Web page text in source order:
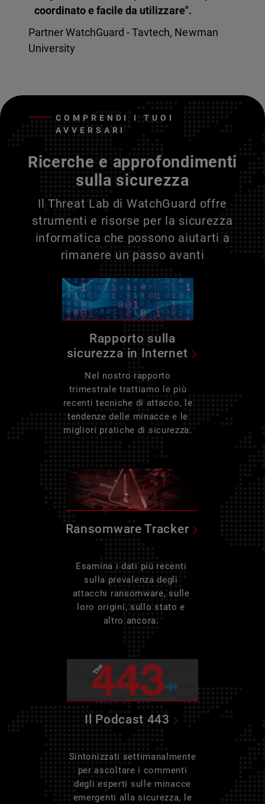
coordinato e facile da utilizzare".
Partner WatchGuard - Tavtech, Newman
University
COMPRENDI I TUOI
AVVERSARI
Ricerche e approfondimenti
sulla sicurezza
Il Threat Lab di WatchGuard offre
strumenti e risorse per la sicurezza
informatica che possono aiutarti a
rimanere un passo avanti
Rapporto sulla
sicurezza in Internet
Nel nostro rapporto
trimestrale trattiamo le più
recenti tecniche di attacco, le
tendenze delle minacce e le
migliori pratiche di sicurezza.
Ransomware Tracker
Esamina i dati più recenti
sulla prevalenza degli
attacchi ransomware, sulle
loro origini, sullo stato e
altro ancora.
Il Podcast 443
Sintonizzati settimanalmente
per ascoltare i commenti
degli esperti sulle minacce
emergenti alla sicurezza, le